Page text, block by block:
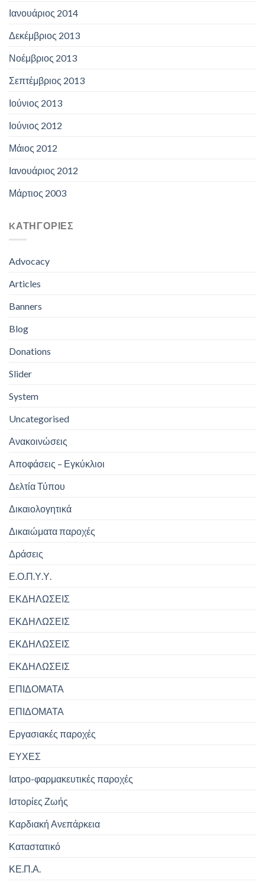
Ιανουάριος 2014
Δεκέμβριος 2013
Νοέμβριος 2013
Σεπτέμβριος 2013
Ιούνιος 2013
Ιούνιος 2012
Μάιος 2012
Ιανουάριος 2012
Μάρτιος 2003
KΑΤΗΓΟΡΊΕΣ
Advocacy
Articles
Banners
Blog
Donations
Slider
System
Uncategorised
Ανακοινώσεις
Αποφάσεις – Εγκύκλιοι
Δελτία Τύπου
Δικαιολογητικά
Δικαιώματα παροχές
Δράσεις
Ε.Ο.Π.Υ.Υ.
ΕΚΔΗΛΩΣΕΙΣ
ΕΚΔΗΛΩΣΕΙΣ
ΕΚΔΗΛΩΣΕΙΣ
ΕΚΔΗΛΩΣΕΙΣ
ΕΠΙΔΟΜΑΤΑ
ΕΠΙΔΟΜΑΤΑ
Εργασιακές παροχές
ΕΥΧΕΣ
Ιατρο-φαρμακευτικές παροχές
Ιστορίες Ζωής
Καρδιακή Ανεπάρκεια
Καταστατικό
ΚΕ.Π.Α.